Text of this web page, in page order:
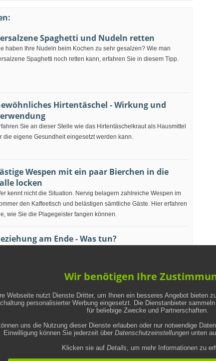
Spaghetti und Nudeln retten
haben Ihre Nudeln beim Kochen zu sehr gesalzen? Wie man
Spaghetti noch retten kann, erfahren Sie in diesem Tipp.
Hirtentäschel - Wirkung und
Sie an dieser Stelle wie das Hirtentäschelkraut als Hausmittel
die eigene Gesundheit eingesetzt werden kann.
Wespen mit ein paar Bierchen in die
locken
kennt nicht die Situation. Nervig belagern zahlreiche Wespen im
den Kaffeetisch und belästigen sämtliche Gäste. Hier erfahren
wie Sie die Plagegeister fangen können.
am Ende - Was tun?
und Wohnung einbruchsicher machen
Feiertage und Gelegenheiten machen Diebe. Mit ein paar
Methoden kann man sich jedoch relativ gut gegen die
Einbrecher schützen. Hier erfahren Sie, wie Sie Haus und
einbruchsicher machen können.
Wir benötigen Ihre
Webseite nutzt Dienste Dritter, um Ihnen ein besseres Angebot bieten
personalisierter Werbung eingesetzt. Die Dienstanbieter
für beliebige Zwecke und Partnerschaften.
uns die Nutzung dieser Dienste erlauben oder nur notwendige
Einwilligung können Sie jederzeit über Datenschutzeinstellungen unten
Klicken sie auf Details, um mehr Informationen zu